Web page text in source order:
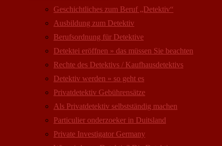
Geschichtliches zum Beruf „Detektiv“
Ausbildung zum Detektiv
Berufsordnung für Detektive
Detektei eröffnen » das müssen Sie beachten
Rechte des Detektivs / Kaufhausdetektivs
Detektiv werden » so geht es
Privatdetektiv Gebührensätze
Als Privatdetektiv selbstständig machen
Particulier onderzoeker in Duitsland
Private Investigator Germany